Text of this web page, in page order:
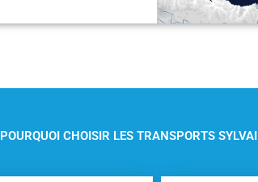
POURQUOI CHOISIR LES TRANSPORTS